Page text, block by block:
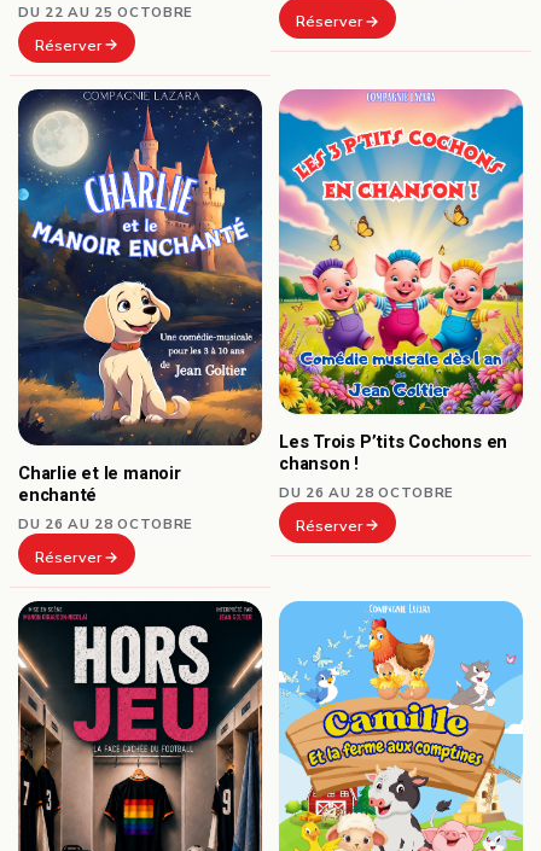
DU 22 AU 25 OCTOBRE
Réserver
Réserver
Charlie et le manoir
enchanté
DU 26 AU 28 OCTOBRE
Réserver
Les Trois P’tits Cochons en
chanson !
DU 26 AU 28 OCTOBRE
Réserver